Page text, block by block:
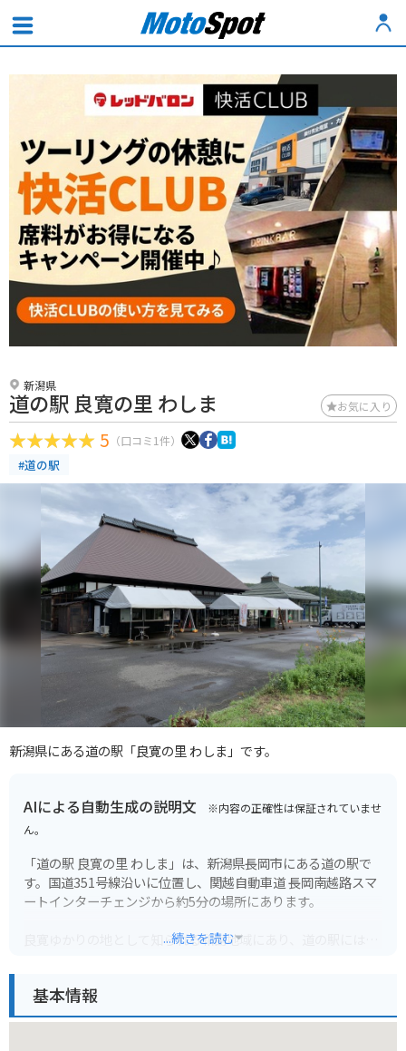
新潟県
道の駅 良寛の里 わしま お気に入り
5 （口コミ1件）
#道の駅
新潟県にある道の駅「良寛の里 わしま」です。
AIによる自動生成の説明文 ※内容の正確性は保証されていませ
ん。
「道の駅 良寛の里 わしま」は、新潟県長岡市にある道の駅で
す。国道351号線沿いに位置し、関越自動車道 長岡南越路スマ
ートインターチェンジから約5分の場所にあります。
良寛ゆかりの地として知られる和島地域にあり、道の駅には良
り、良寛の人柄や思想に触れることができます。
...続きを読む
基本情報